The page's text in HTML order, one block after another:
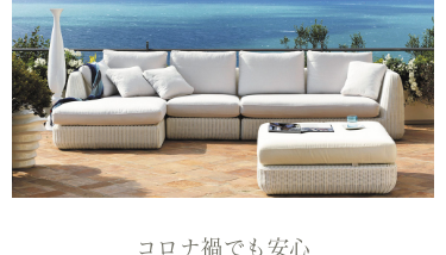
コロナ禍でも安心